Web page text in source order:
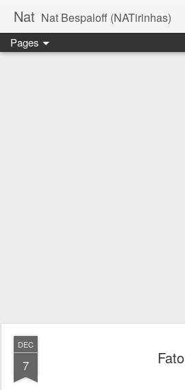
Nat Nat Bespaloff (NATirinhas)
Pages
DEC
7 Fato